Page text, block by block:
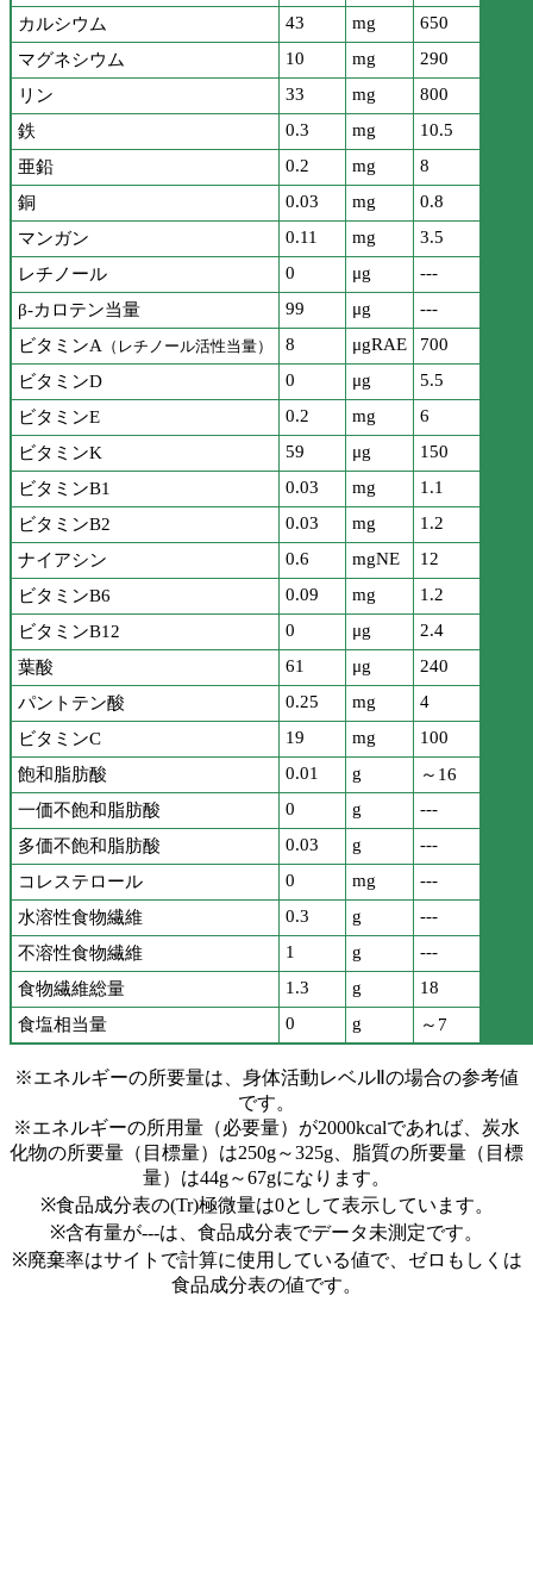
カルシウム
43 mg
650
マグネシウム
10 mg
290
リン
33 mg
800
鉄
0.3 mg
10.5
亜鉛
0.2 mg
8
銅
0.03 mg
0.8
マンガン
0.11 mg
3.5
レチノール
0 μg
---
β-カロテン当量
99 μg
---
ビタミンA （レチノール活性当量） 8 μgRAE
700
ビタミンD
0 μg
5.5
ビタミンE
0.2 mg
6
ビタミンK
59 μg
150
ビタミンB1
0.03 mg
1.1
ビタミンB2
0.03 mg
1.2
ナイアシン
0.6 mgNE
12
ビタミンB6
0.09 mg
1.2
ビタミンB12
0 μg
2.4
葉酸
61 μg
240
パントテン酸
0.25 mg
4
ビタミンC
19 mg
100
飽和脂肪酸
0.01 g
～16
一価不飽和脂肪酸
0 g
---
多価不飽和脂肪酸
0.03 g
---
コレステロール
0 mg
---
水溶性食物繊維
0.3 g
---
不溶性食物繊維
1 g
---
食物繊維総量
1.3 g
18
食塩相当量
0 g ～7
※エネルギーの所要量は、身体活動レベルⅡの場合の参考値
です。
※エネルギーの所用量（必要量）が2000kcalであれば、炭水
化物の所要量（目標量）は250g～325g、脂質の所要量（目標
量）は44g～67gになります。
※食品成分表の(Tr)極微量は0として表示しています。
※含有量が---は、食品成分表でデータ未測定です。
※廃棄率はサイトで計算に使用している値で、ゼロもしくは
食品成分表の値です。